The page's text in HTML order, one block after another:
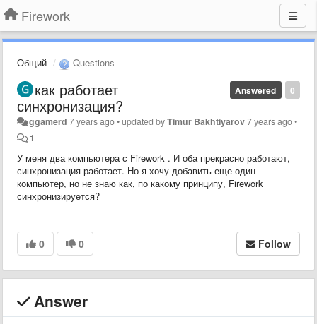
Firework
Общий Questions
0
Answered
как работает
синхронизация?
ggamerd 7 years ago•updated byTimur Bakhtiyarov7 years ago•
1
У меня два компьютера с Firework . И оба прекрасно работают,
синхронизация работает. Но я хочу добавить еще один
компьютер, но не знаю как, по какому принципу, Firework
синхронизируется?
0 0 Follow
Answer